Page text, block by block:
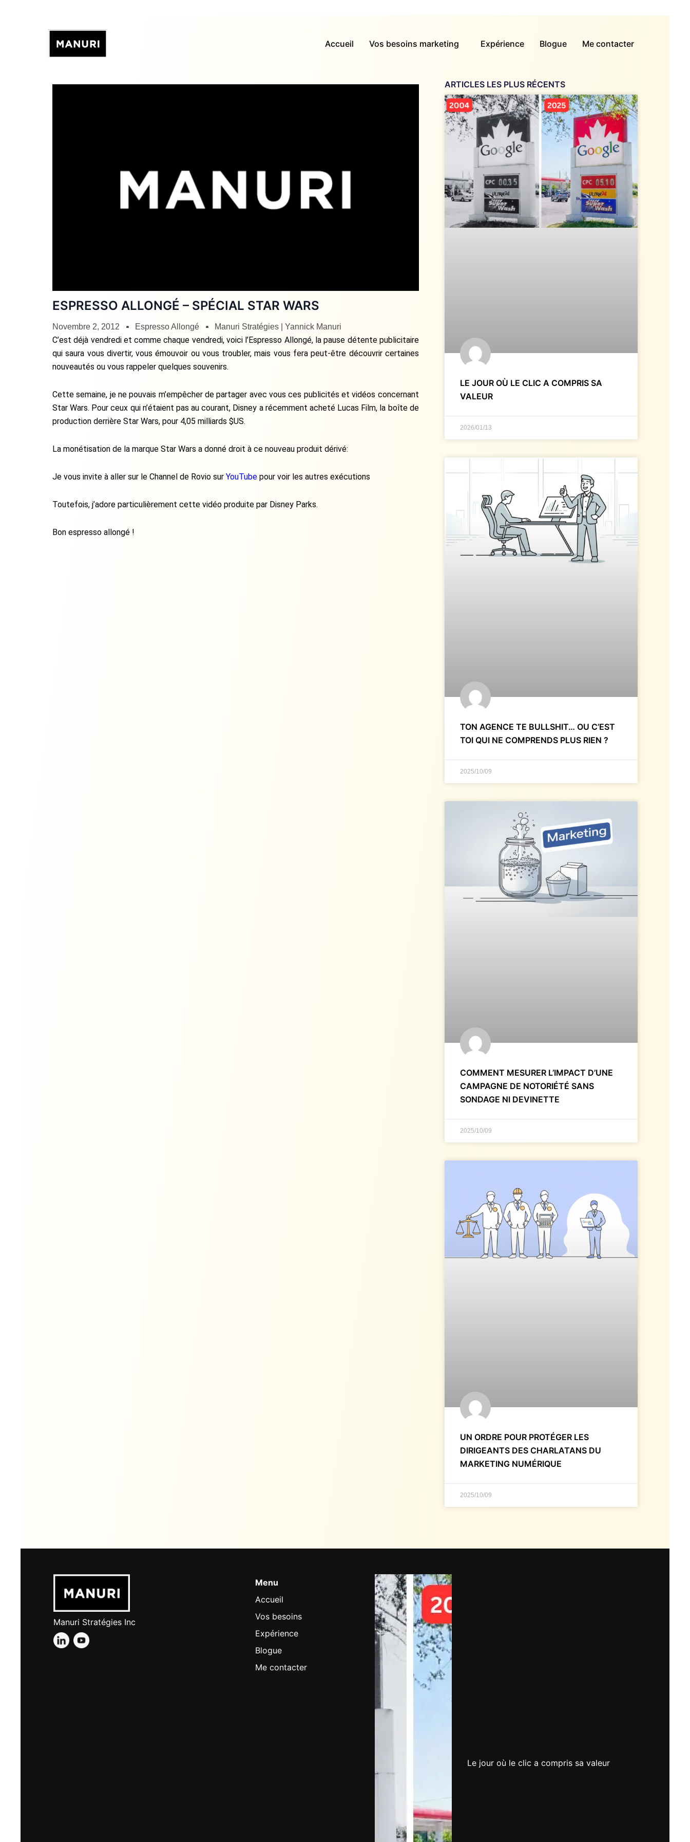
Accueil Vos besoins marketing Expérience Blogue Me contacter
ESPRESSO ALLONGÉ – SPÉCIAL STAR WARS
Novembre 2, 2012 Espresso Allongé Manuri Stratégies | Yannick Manuri
C’est déjà vendredi et comme chaque vendredi, voici l’Espresso Allongé, la pause détente publicitaire
qui saura vous divertir, vous émouvoir ou vous troubler, mais vous fera peut-être découvrir certaines
nouveautés ou vous rappeler quelques souvenirs.
Cette semaine, je ne pouvais m’empêcher de partager avec vous ces publicités et vidéos concernant
Star Wars. Pour ceux qui n’étaient pas au courant, Disney a récemment acheté Lucas Film, la boîte de
production derrière Star Wars, pour 4,05 milliards $US.
La monétisation de la marque Star Wars a donné droit à ce nouveau produit dérivé:
Je vous invite à aller sur le Channel de Rovio sur YouTube pour voir les autres exécutions
Toutefois, j’adore particulièrement cette vidéo produite par Disney Parks.
Bon espresso allongé !
ARTICLES LES PLUS RÉCENTS
LE JOUR OÙ LE CLIC A COMPRIS SA
VALEUR
2026/01/13
TON AGENCE TE BULLSHIT… OU C’EST
TOI QUI NE COMPRENDS PLUS RIEN ?
2025/10/09
COMMENT MESURER L’IMPACT D’UNE
CAMPAGNE DE NOTORIÉTÉ SANS
SONDAGE NI DEVINETTE
2025/10/09
UN ORDRE POUR PROTÉGER LES
DIRIGEANTS DES CHARLATANS DU
MARKETING NUMÉRIQUE
2025/10/09
Manuri Stratégies Inc
Menu
Accueil
Vos besoins
Expérience
Blogue
Me contacter
Le jour où le clic a compris sa valeur